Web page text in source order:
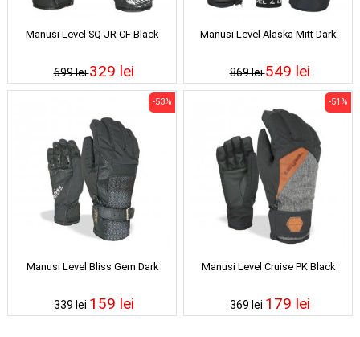
Manusi Level SQ JR CF Black
699 lei329 lei
Manusi Level Alaska Mitt Dark
869 lei549 lei
Manusi Level Bliss Gem Dark
339 lei
-53%
159 lei
Manusi Level Cruise PK Black
369 lei
-51%
179 lei